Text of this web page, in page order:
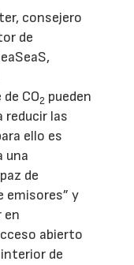
consejero
de
CO2 pueden
reducir las
ello es
una
de
emisores” y
en
abierto
de